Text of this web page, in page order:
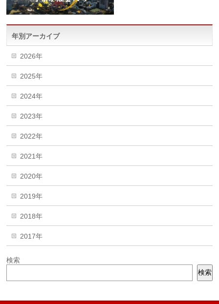
年別アーカイブ
2026年
2025年
2024年
2023年
2022年
2021年
2020年
2019年
2018年
2017年
検索
検索